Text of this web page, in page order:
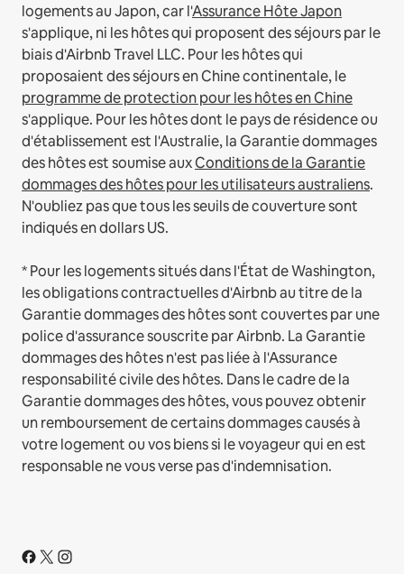
logements au Japon, car l'Assurance Hôte Japon
s'applique, ni les hôtes qui proposent des séjours par le
biais d'Airbnb Travel LLC. Pour les hôtes qui
proposaient des séjours en Chine continentale, le
programme de protection pour les hôtes en Chine
s'applique. Pour les hôtes dont le pays de résidence ou
d'établissement est l'Australie, la Garantie dommages
des hôtes est soumise auxConditions de la Garantie
dommages des hôtes pour les utilisateurs australiens.
N'oubliez pas que tous les seuils de couverture sont
indiqués en dollars US.
* Pour les logements situés dans l'État de Washington,
les obligations contractuelles d'Airbnb au titre de la
Garantie dommages des hôtes sont couvertes par une
police d'assurance souscrite par Airbnb. La Garantie
dommages des hôtes n'est pas liée à l'Assurance
responsabilité civile des hôtes. Dans le cadre de la
Garantie dommages des hôtes, vous pouvez obtenir
un remboursement de certains dommages causés à
votre logement ou vos biens si le voyageur qui en est
responsable ne vous verse pas d'indemnisation.